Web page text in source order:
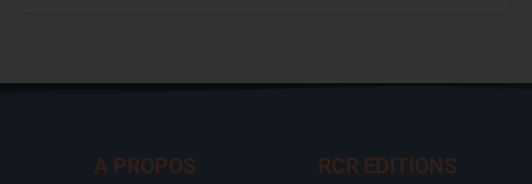
A PROPOS RCR EDITIONS